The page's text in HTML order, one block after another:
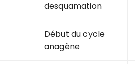
desquamation
Début du cycle
anagène